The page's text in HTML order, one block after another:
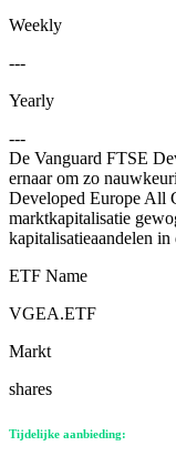
Weekly
---
Yearly
---
De Vanguard FTSE
ernaar om zo
Developed Europe All
marktkapitalisatie
kapitalisatieaandelen
ETF Name
VGEA.ETF
Markt
shares
Tijdelijke aanbieding: